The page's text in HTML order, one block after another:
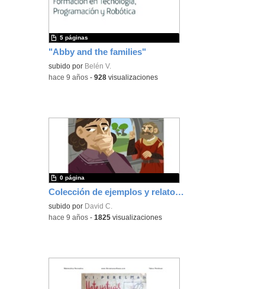
"Abby and the families"
subido por Belén V.
5 páginas
-hace 9 años -928 visualizaciones
Colección de ejemplos y relatos 3º ESO
subido por David C.
0 página
-hace 9 años -1825 visualizaciones